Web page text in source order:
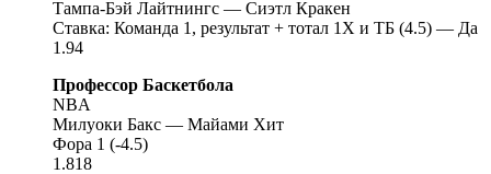
Тампа-Бэй Лайтнингс — Сиэтл Кракен
Ставка: Команда 1, результат + тотал 1Х и ТБ (4.5) — Да
1.94
Профессор Баскетбола
NBA
Милуоки Бакс — Майами Хит
Фора 1 (-4.5)
1.818